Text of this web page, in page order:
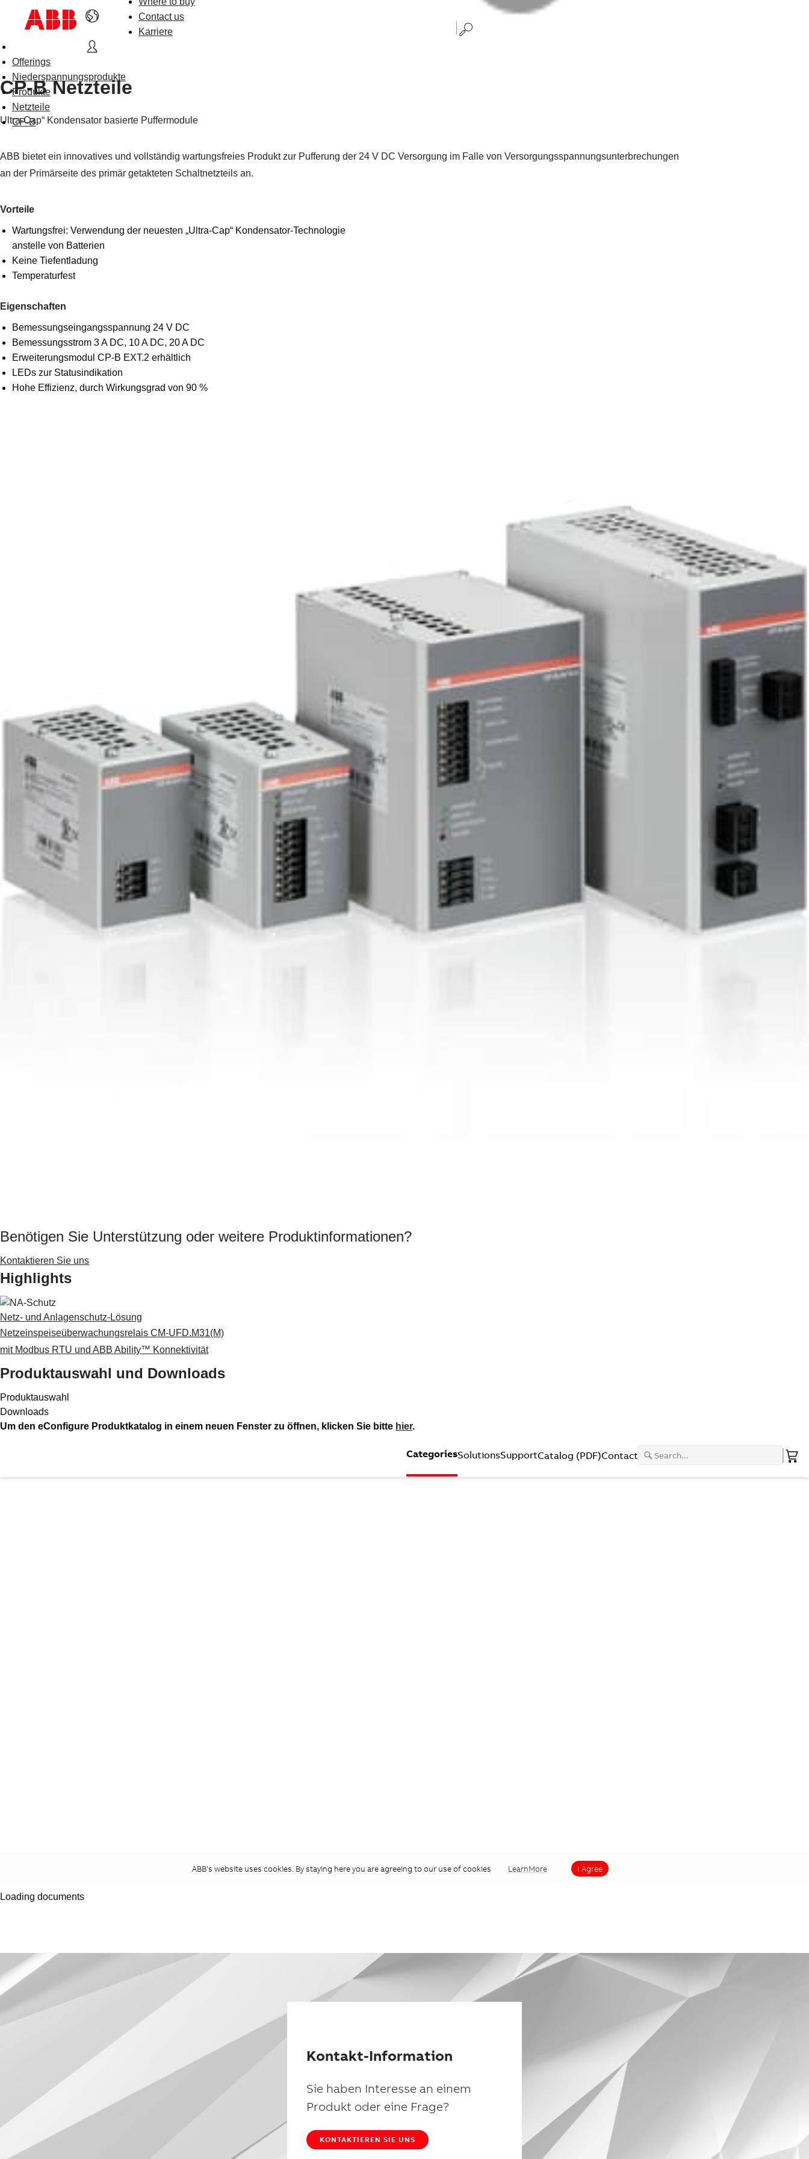
Contact us
Karriere
Offerings
Niederspannungsprodukte
Produkte
Netzteile
CP-B
CP-B Netzteile
Ultra-Cap“ Kondensator basierte Puffermodule
ABB bietet ein innovatives und vollständig wartungsfreies Produkt zur Pufferung der 24 V DC Versorgung im Falle von Versorgungsspannungsunterbrechungen
an der Primärseite des primär getakteten Schaltnetzteils an.
Vorteile
Wartungsfrei: Verwendung der neuesten „Ultra-Cap“ Kondensator-Technologie
anstelle von Batterien
Keine Tiefentladung
Temperaturfest
Eigenschaften
Bemessungseingangsspannung 24 V DC
Bemessungsstrom 3 A DC, 10 A DC, 20 A DC
Erweiterungsmodul CP-B EXT.2 erhältlich
LEDs zur Statusindikation
Hohe Effizienz, durch Wirkungsgrad von 90 %
Benötigen Sie Unterstützung oder weitere Produktinformationen?
Kontaktieren Sie uns
Highlights
Netz- und Anlagenschutz-Lösung
Netzeinspeiseüberwachungsrelais CM-UFD.M31(M)
mit Modbus RTU und ABB Ability™ Konnektivität
Produktauswahl und Downloads
Produktauswahl
Downloads
Um den eConfigure Produktkatalog in einem neuen Fenster zu öffnen, klicken Sie bitte hier.
Loading documents
Kontakt-Information
Sie haben Interesse an einem
Produkt oder eine Frage?
KONTAKTIEREN SIE UNS